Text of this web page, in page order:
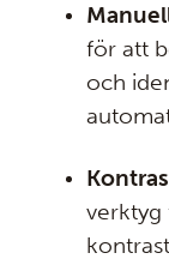
för att
och
verktyg